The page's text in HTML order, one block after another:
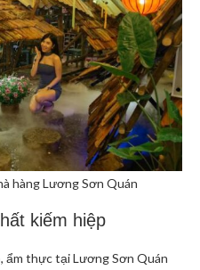
hàng Lương Sơn Quán
kiếm hiệp
ẩm thực tại Lương Sơn Quán